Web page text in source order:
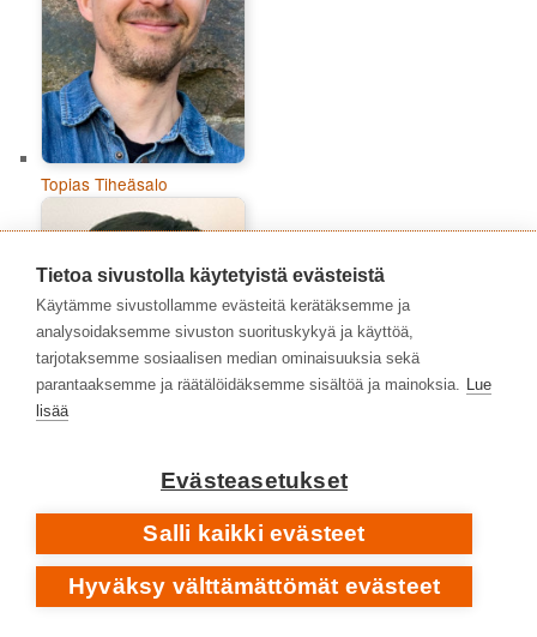
Topias Tiheäsalo
Tuomas Aitonurmi
Tietoa sivustolla käytetyistä evästeistä
Käytämme sivustollamme evästeitä kerätäksemme ja
analysoidaksemme sivuston suorituskykyä ja käyttöä,
tarjotaksemme sosiaalisen median ominaisuuksia sekä
parantaaksemme ja räätälöidäksemme sisältöä ja mainoksia. Lue
lisää
Evästeasetukset
Salli kaikki evästeet
Hyväksy välttämättömät evästeet